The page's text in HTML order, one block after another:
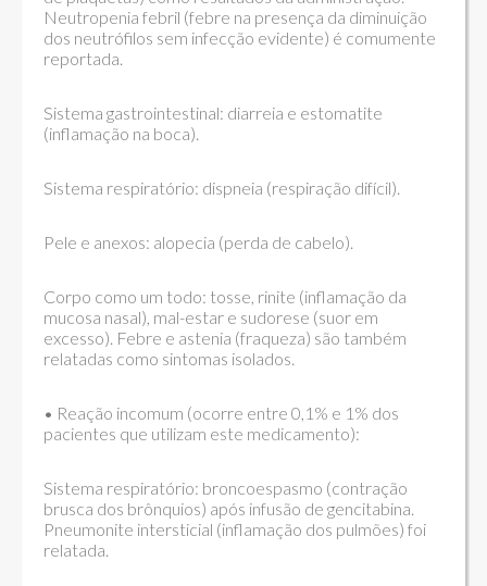
Neutropenia febril (febre na presença da diminuição
dos neutrófilos sem infecção evidente) é comumente
reportada.
Sistema gastrointestinal: diarreia e estomatite
(inflamação na boca).
Sistema respiratório: dispneia (respiração difícil).
Pele e anexos: alopecia (perda de cabelo).
Corpo como um todo: tosse, rinite (inflamação da
mucosa nasal), mal-estar e sudorese (suor em
excesso). Febre e astenia (fraqueza) são também
relatadas como sintomas isolados.
• Reação incomum (ocorre entre 0,1% e 1% dos
pacientes que utilizam este medicamento):
Sistema respiratório: broncoespasmo (contração
brusca dos brônquios) após infusão de gencitabina.
Pneumonite intersticial (inflamação dos pulmões) foi
relatada.